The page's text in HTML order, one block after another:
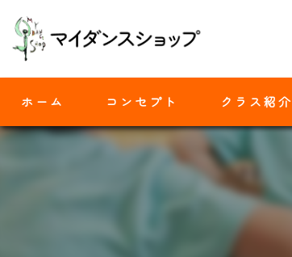
ホーム コンセプト クラス紹介
モダンバレエ
ヒップホップ
ジャズダンス